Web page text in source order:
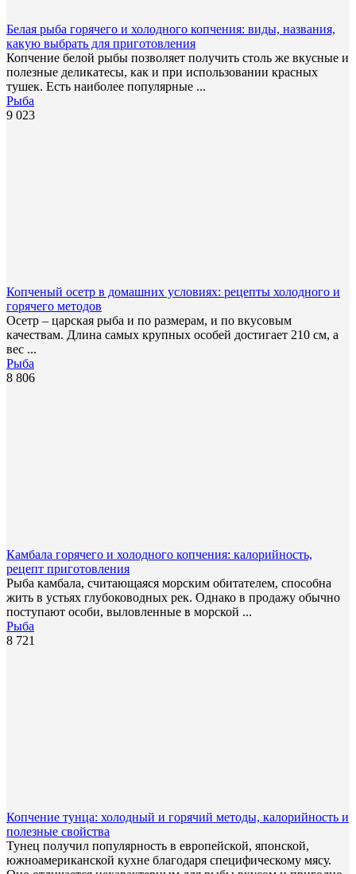
Белая рыба горячего и холодного копчения: виды, названия,
какую выбрать для приготовления
Копчение белой рыбы позволяет получить столь же вкусные и
полезные деликатесы, как и при использовании красных
тушек. Есть наиболее популярные ...
Рыба
9 023
Копченый осетр в домашних условиях: рецепты холодного и
горячего методов
Осетр – царская рыба и по размерам, и по вкусовым
качествам. Длина самых крупных особей достигает 210 см, а
вес ...
Рыба
8 806
Камбала горячего и холодного копчения: калорийность,
рецепт приготовления
Рыба камбала, считающаяся морским обитателем, способна
жить в устьях глубоководных рек. Однако в продажу обычно
поступают особи, выловленные в морской ...
Рыба
8 721
Копчение тунца: холодный и горячий методы, калорийность и
полезные свойства
Тунец получил популярность в европейской, японской,
южноамериканской кухне благодаря специфическому мясу.